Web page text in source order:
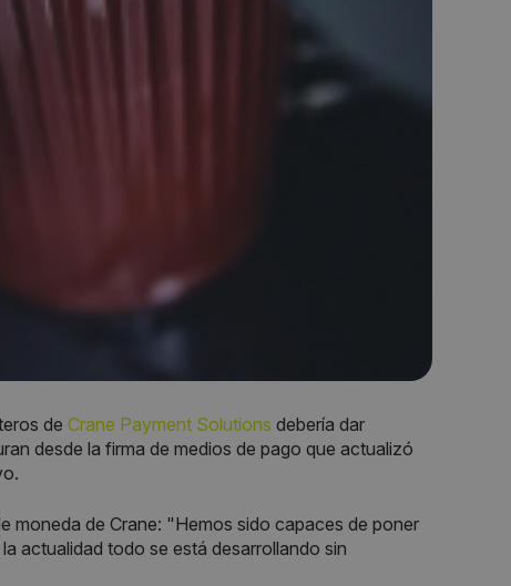
de Crane Payment Solutions debería dar
desde la firma de medios de pago que actualizó
moneda de Crane: "Hemos sido capaces de poner
actualidad todo se está desarrollando sin